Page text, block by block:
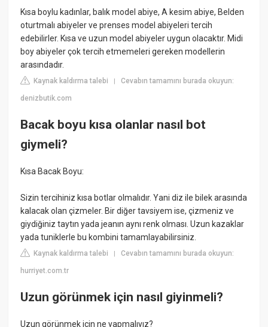
Kısa boylu kadınlar, balık model abiye, A kesim abiye, Belden
oturtmalı abiyeler ve prenses model abiyeleri tercih
edebilirler. Kısa ve uzun model abiyeler uygun olacaktır. Midi
boy abiyeler çok tercih etmemeleri gereken modellerin
arasındadır.
Kaynak kaldırma talebi |Cevabın tamamını burada okuyun:
denizbutik.com
Bacak boyu kısa olanlar nasıl bot
giymeli?
Kısa Bacak Boyu:
Sizin tercihiniz kısa botlar olmalıdır. Yani diz ile bilek arasında
kalacak olan çizmeler. Bir diğer tavsiyem ise, çizmeniz ve
giydiğiniz taytın yada jeanın aynı renk olması. Uzun kazaklar
yada tuniklerle bu kombini tamamlayabilirsiniz.
Kaynak kaldırma talebi |Cevabın tamamını burada okuyun:
hurriyet.com.tr
Uzun görünmek için nasıl giyinmeli?
Uzun görünmek için ne yapmalıyız?